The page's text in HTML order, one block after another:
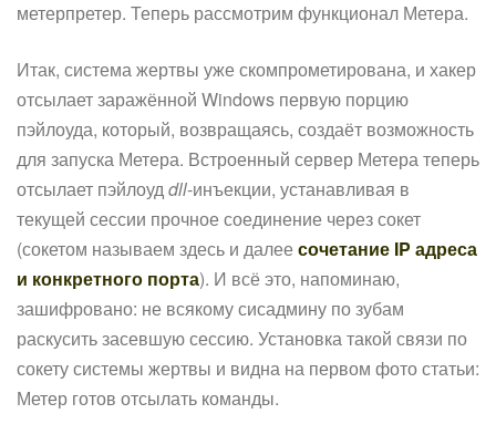
метерпретер. Теперь рассмотрим функционал Метера.
Итак, система жертвы уже скомпрометирована, и хакер
отсылает заражённой Windows первую порцию
пэйлоуда, который, возвращаясь, создаёт возможность
для запуска Метера. Встроенный сервер Метера теперь
отсылает пэйлоуд dll-инъекции, устанавливая в
текущей сессии прочное соединение через сокет
(сокетом называем здесь и далее сочетание IP адреса
и конкретного порта). И всё это, напоминаю,
зашифровано: не всякому сисадмину по зубам
раскусить засевшую сессию. Установка такой связи по
сокету системы жертвы и видна на первом фото статьи:
Метер готов отсылать команды.